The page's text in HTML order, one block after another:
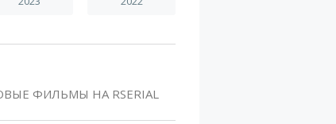
ФИЛЬМЫ НА RSERIAL